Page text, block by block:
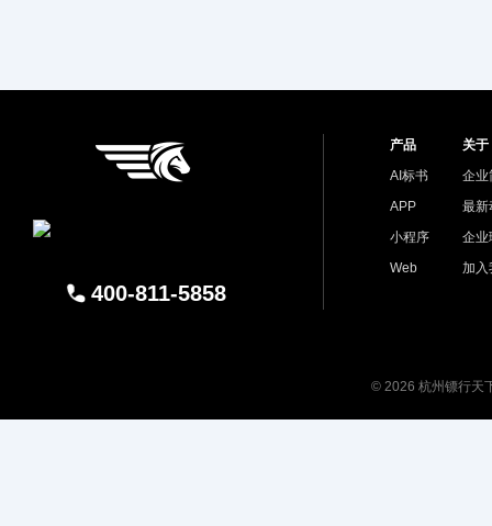
400-811-5858
产品
AI标书
APP
小程序
Web
关于
企业
最新
企业
加入
© 2026 杭州镖行天